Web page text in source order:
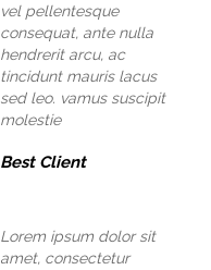
vel pellentesque
consequat, ante nulla
hendrerit arcu, ac
tincidunt mauris lacus
sed leo. vamus suscipit
molestie
Best Client
Lorem ipsum dolor sit
amet, consectetur